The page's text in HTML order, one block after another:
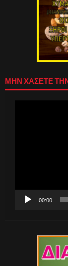
ΜΗΝ ΧΑΣΕΤΕ
00:00